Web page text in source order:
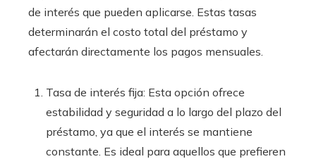
de interés que pueden aplicarse. Estas tasas
determinarán el costo total del préstamo y
afectarán directamente los pagos mensuales.
Tasa de interés fija: Esta opción ofrece
estabilidad y seguridad a lo largo del plazo del
préstamo, ya que el interés se mantiene
constante. Es ideal para aquellos que prefieren